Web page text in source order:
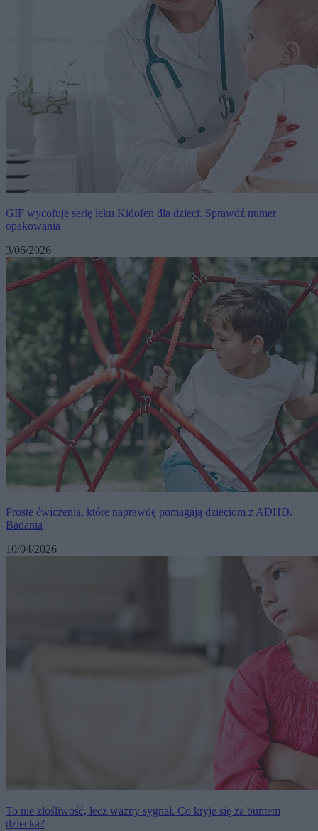
GIF wycofuje serię leku Kidofen dla dzieci. Sprawdź numer
opakowania
3/06/2026
Proste ćwiczenia, które naprawdę pomagają dzieciom z ADHD.
Badania
10/04/2026
To nie złośliwość, lecz ważny sygnał. Co kryje się za buntem
dziecka?